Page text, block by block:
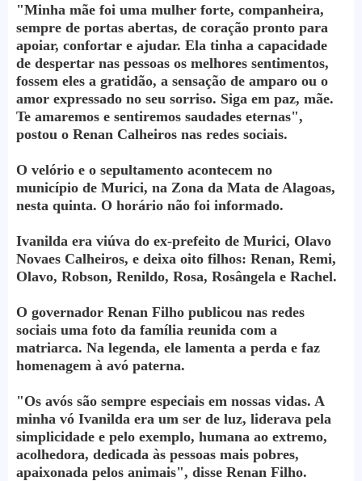
"Minha mãe foi uma mulher forte, companheira,
sempre de portas abertas, de coração pronto para
apoiar, confortar e ajudar. Ela tinha a capacidade
de despertar nas pessoas os melhores sentimentos,
fossem eles a gratidão, a sensação de amparo ou o
amor expressado no seu sorriso. Siga em paz, mãe.
Te amaremos e sentiremos saudades eternas",
postou o Renan Calheiros nas redes sociais.
O velório e o sepultamento acontecem no
município de Murici, na Zona da Mata de Alagoas,
nesta quinta. O horário não foi informado.
Ivanilda era viúva do ex-prefeito de Murici, Olavo
Novaes Calheiros, e deixa oito filhos: Renan, Remi,
Olavo, Robson, Renildo, Rosa, Rosângela e Rachel.
O governador Renan Filho publicou nas redes
sociais uma foto da família reunida com a
matriarca. Na legenda, ele lamenta a perda e faz
homenagem à avó paterna.
"Os avós são sempre especiais em nossas vidas. A
minha vó Ivanilda era um ser de luz, liderava pela
simplicidade e pelo exemplo, humana ao extremo,
acolhedora, dedicada às pessoas mais pobres,
apaixonada pelos animais", disse Renan Filho.